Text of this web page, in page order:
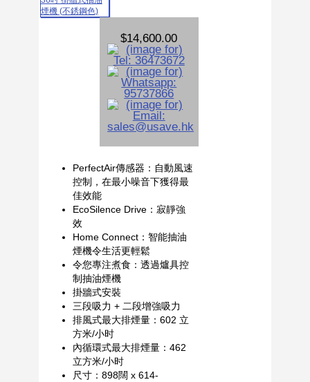
$14,600.00
PerfectAir傳感器：自動風速
控制，在最小噪音下獲得最
佳效能
EcoSilence Drive：寂靜強
效
Home Connect：智能抽油
煙機令生活更輕鬆
令您專注煮食：透過爐具控
制抽油煙機
掛牆式安裝
三段吸力 + 二段增強吸力
排風式最大排煙量：602 立
方米/小时
內循環式最大排煙量：462
立方米/小时
尺寸：898闊 x 614-